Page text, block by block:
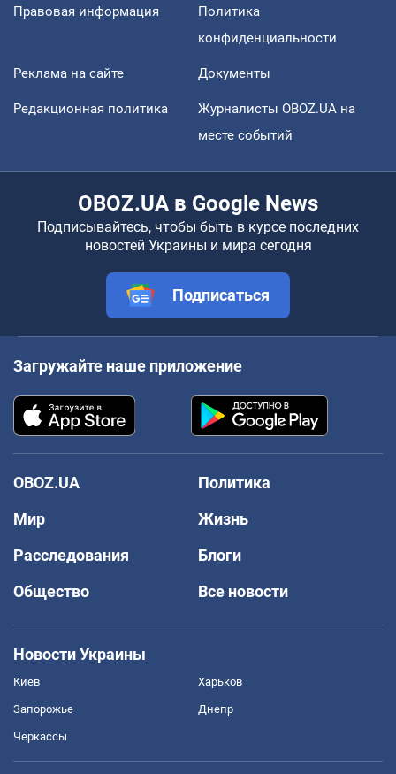
Правовая информация
Политика
конфиденциальности
Реклама на сайте Документы
Редакционная политика
Журналисты OBOZ.UA на
месте событий
OBOZ.UA в Google News
Подписывайтесь, чтобы быть в курсе последних
новостей Украины и мира сегодня
Подписаться
Загружайте наше приложение
OBOZ.UA
Политика
Мир
Жизнь
Расследования
Блоги
Общество
Все новости
Новости Украины
Киев Харьков
Запорожье Днепр
Черкассы